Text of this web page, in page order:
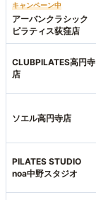
キャンペーン中
アーバンクラシック
ピラティス荻窪店
CLUBPILATES高円寺
店
ソエル高円寺店
PILATES STUDIO
noa中野スタジオ